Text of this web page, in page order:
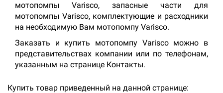
мотопомпы Varisco, запасные части для
мотопомпы Varisco, комплектующие и расходники
на необходимую Вам мотопомпу Varisco.
Заказать и купить мотопомпу Varisco можно в
представительствах компании или по телефонам,
указанным на странице Контакты.
Купить товар приведенный на данной странице: